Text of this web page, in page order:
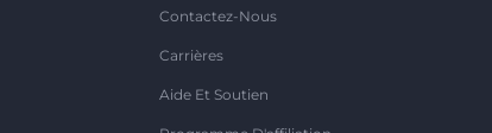
Contactez-Nous
Carrières
Aide Et Soutien